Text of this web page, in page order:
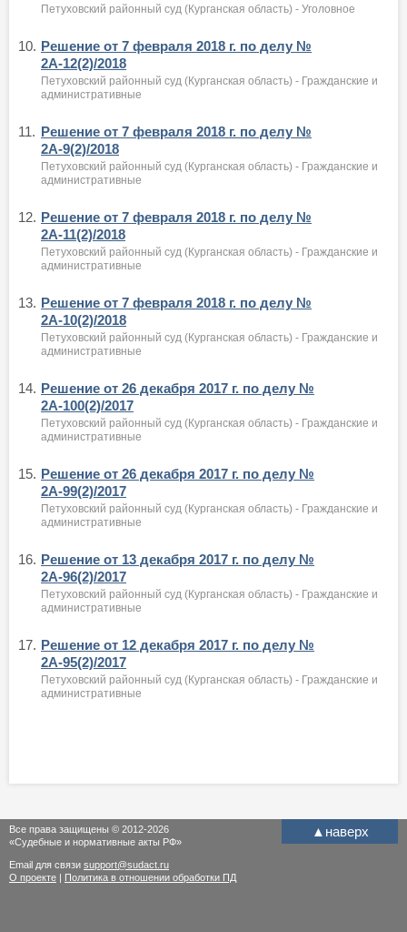
Петуховский районный суд (Курганская область) - Уголовное
10. Решение от 7 февраля 2018 г. по делу №
2А-12(2)/2018
Петуховский районный суд (Курганская область) - Гражданские и
административные
11. Решение от 7 февраля 2018 г. по делу №
2А-9(2)/2018
Петуховский районный суд (Курганская область) - Гражданские и
административные
12. Решение от 7 февраля 2018 г. по делу №
2А-11(2)/2018
Петуховский районный суд (Курганская область) - Гражданские и
административные
13. Решение от 7 февраля 2018 г. по делу №
2А-10(2)/2018
Петуховский районный суд (Курганская область) - Гражданские и
административные
14. Решение от 26 декабря 2017 г. по делу №
2А-100(2)/2017
Петуховский районный суд (Курганская область) - Гражданские и
административные
15. Решение от 26 декабря 2017 г. по делу №
2А-99(2)/2017
Петуховский районный суд (Курганская область) - Гражданские и
административные
16. Решение от 13 декабря 2017 г. по делу №
2А-96(2)/2017
Петуховский районный суд (Курганская область) - Гражданские и
административные
17. Решение от 12 декабря 2017 г. по делу №
2А-95(2)/2017
Петуховский районный суд (Курганская область) - Гражданские и
административные
▲ наверх
Все права защищены © 2012-2026
«Судебные и нормативные акты РФ»
Email для связи support@sudact.ru
О проекте | Политика в отношении обработки ПД